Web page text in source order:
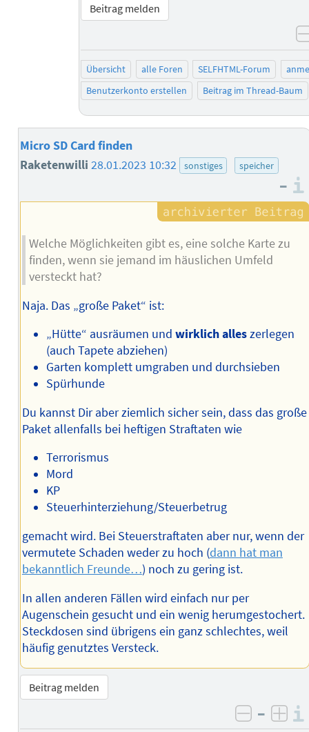
Beitrag melden
Übersicht alle Foren SELFHTML-Forum
Benutzerkonto erstellen
Beitrag im Thread-Baum
Micro SD Card finden
Raketenwilli28.01.2023 10:32 sonstiges speicher
–
Welche Möglichkeiten gibt es, eine solche Karte zu
finden, wenn sie jemand im häuslichen Umfeld
versteckt hat?
Naja. Das „große Paket“ ist:
„Hütte“ ausräumen undwirklich alleszerlegen
(auch Tapete abziehen)
Garten komplett umgraben und durchsieben
Spürhunde
Du kannst Dir aber ziemlich sicher sein, dass das große
Paket allenfalls bei heftigen Straftaten wie
Terrorismus
Mord
KP
Steuerhinterziehung/Steuerbetrug
gemacht wird. Bei Steuerstraftaten aber nur, wenn der
vermutete Schaden weder zu hoch (dann hat man
bekanntlich Freunde…) noch zu gering ist.
In allen anderen Fällen wird einfach nur per
Augenschein gesucht und ein wenig herumgestochert.
Steckdosen sind übrigens ein ganz schlechtes, weil
häufig genutztes Versteck.
Beitrag melden
negativ
–